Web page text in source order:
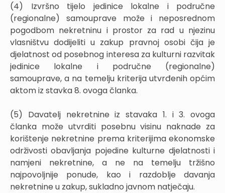
(4) Izvršno tijelo jedinice lokalne i područne
(regionalne) samouprave može i neposrednom
pogodbom nekretninu i prostor za rad u njezinu
vlasništvu dodijeliti u zakup pravnoj osobi čija je
djelatnost od posebnog interesa za kulturni razvitak
jedinice lokalne i područne (regionalne)
samouprave, a na temelju kriterija utvrđenih općim
aktom iz stavka 8. ovoga članka.
(5) Davatelj nekretnine iz stavaka 1. i 3. ovoga
članka može utvrditi posebnu visinu naknade za
korištenje nekretnine prema kriterijima ekonomske
održivosti obavljanja pojedine kulturne djelatnosti i
namjeni nekretnine, a ne na temelju tržišno
najpovoljnije ponude, kao i razdoblje davanja
nekretnine u zakup, sukladno javnom natječaju.